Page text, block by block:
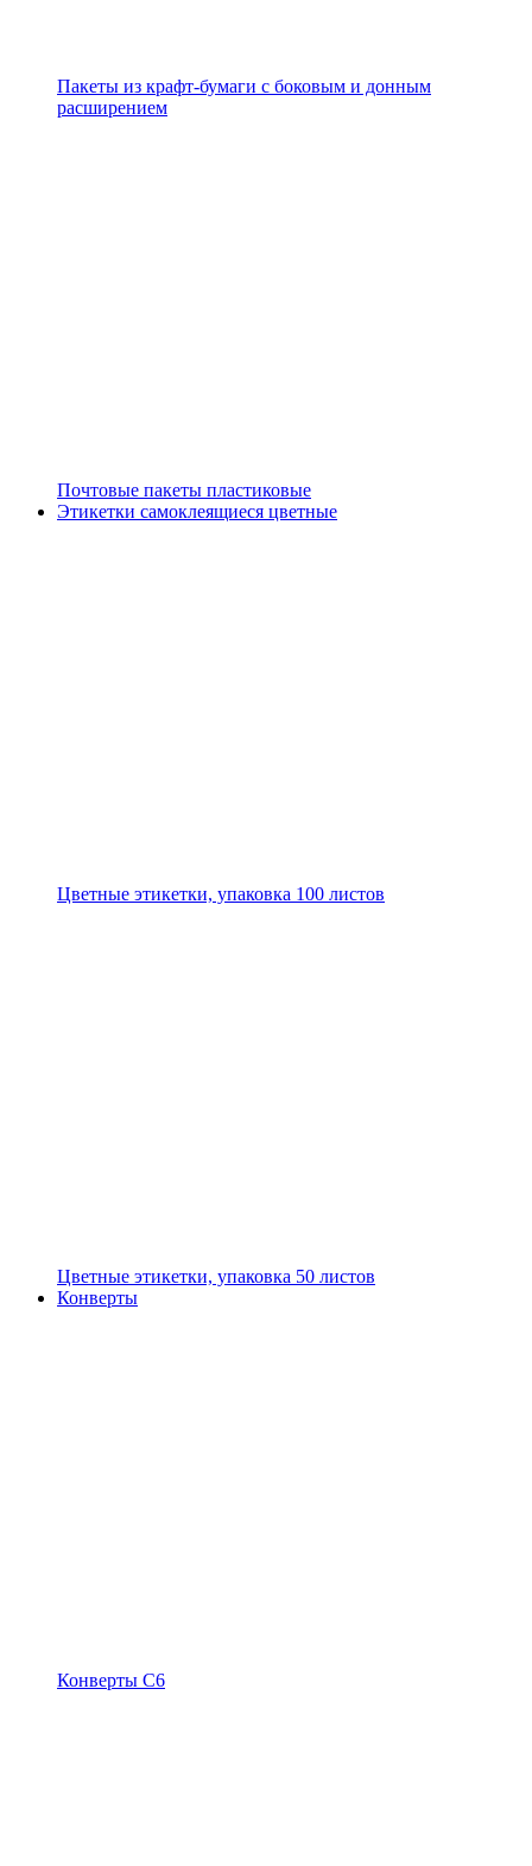
Пакеты из крафт-бумаги с боковым и донным
расширением
Почтовые пакеты пластиковые
Этикетки самоклеящиеся цветные
Цветные этикетки, упаковка 100 листов
Цветные этикетки, упаковка 50 листов
Конверты
Конверты С6